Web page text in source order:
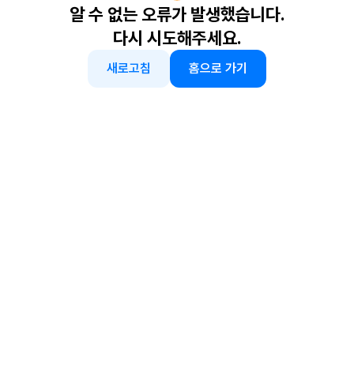
알 수 없는 오류가 발생했습니다.
다시 시도해주세요.
새로고침 홈으로 가기